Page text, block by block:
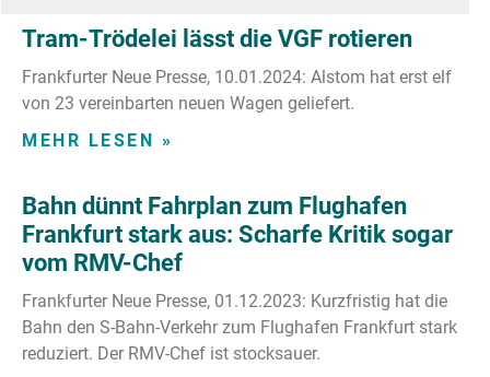
Tram-Trödelei lässt die VGF rotieren
Frankfurter Neue Presse, 10.01.2024: Alstom hat erst elf
von 23 vereinbarten neuen Wagen geliefert.
MEHR LESEN »
Bahn dünnt Fahrplan zum Flughafen
Frankfurt stark aus: Scharfe Kritik sogar
vom RMV-Chef
Frankfurter Neue Presse, 01.12.2023: Kurzfristig hat die
Bahn den S-Bahn-Verkehr zum Flughafen Frankfurt stark
reduziert. Der RMV-Chef ist stocksauer.